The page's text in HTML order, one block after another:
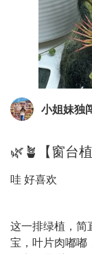
小姐妹独
🌿🪴【窗台
哇 好喜欢
这一排绿植，简
宝，叶片肉嘟嘟